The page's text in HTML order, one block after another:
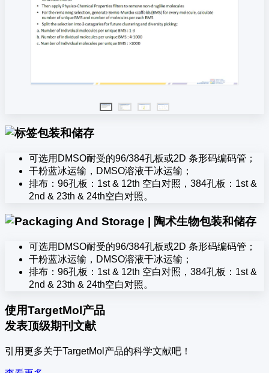
包装和储存
可选用DMSO耐受的96/384孔板或2D 条形码编码管；
干粉蓝冰运输，DMSO溶液干冰运输；
排布：96孔板：1st & 12th 空白对照，384孔板：1st &
2nd & 23th & 24th空白对照。
包装和储存
可选用DMSO耐受的96/384孔板或2D 条形码编码管；
干粉蓝冰运输，DMSO溶液干冰运输；
排布：96孔板：1st & 12th 空白对照，384孔板：1st &
2nd & 23th & 24th空白对照。
使用TargetMol产品
发表顶级期刊文献
引用更多关于TargetMol产品的科学文献吧！